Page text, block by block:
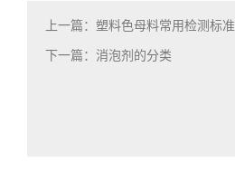
上一篇：塑料色母料常用检测标准
下一篇：消泡剂的分类